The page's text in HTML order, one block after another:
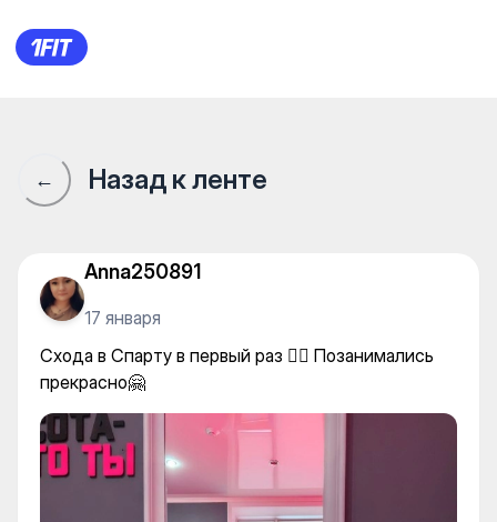
Спарта — Individual classes
← Назад к ленте
Anna250891
17 января
Схода в Спарту в первый раз 🤸‍♀️ Позанимались
прекрасно🤗